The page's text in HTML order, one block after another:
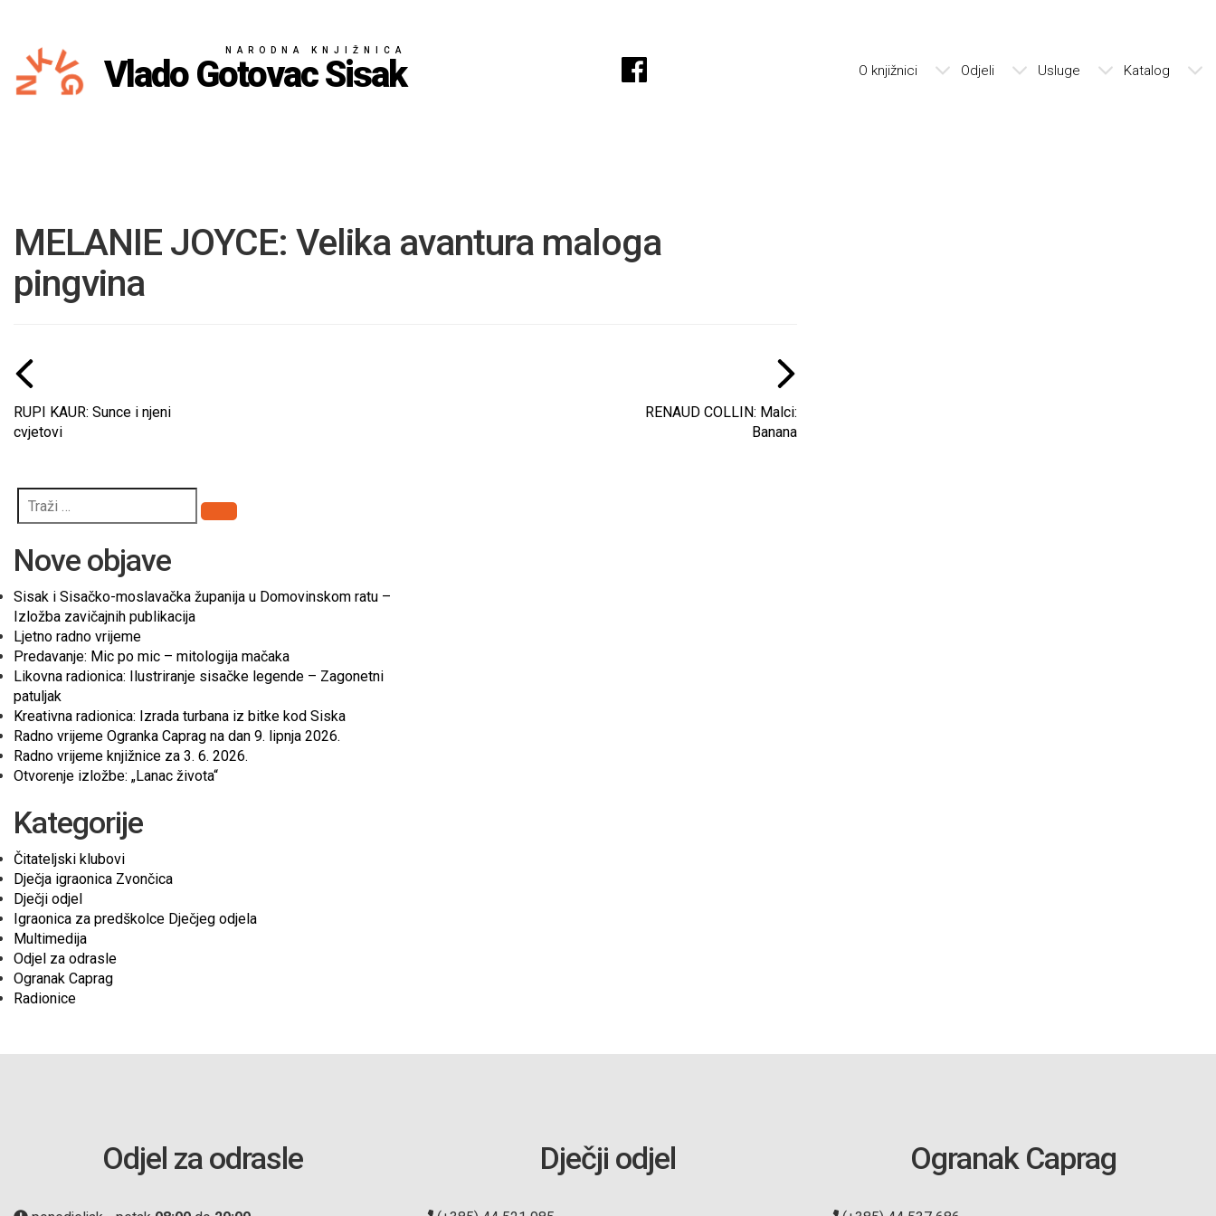
NARODNA KNJIŽNICA
Vlado Gotovac Sisak O knjižnici Odjeli Usluge Katalog
MELANIE JOYCE: Velika avantura maloga
pingvina
RUPI KAUR: Sunce i njeni
cvjetovi
RENAUD COLLIN: Malci:
Banana
Pretraži
Nove objave
Sisak i Sisačko-moslavačka županija u Domovinskom ratu –
Izložba zavičajnih publikacija
Ljetno radno vrijeme
Predavanje: Mic po mic – mitologija mačaka
Likovna radionica: Ilustriranje sisačke legende – Zagonetni
patuljak
Kreativna radionica: Izrada turbana iz bitke kod Siska
Radno vrijeme Ogranka Caprag na dan 9. lipnja 2026.
Radno vrijeme knjižnice za 3. 6. 2026.
Otvorenje izložbe: „Lanac života“
Kategorije
Čitateljski klubovi
Dječja igraonica Zvončica
Dječji odjel
Igraonica za predškolce Dječjeg odjela
Multimedija
Odjel za odrasle
Ogranak Caprag
Radionice
Odjel za odrasle Dječji odjel Ogranak Caprag